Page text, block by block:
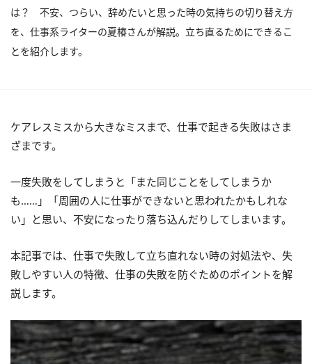
は？ 不安、つらい、辞めたいと思った時の気持ちの切り替え方
を、仕事系ライターの夏椿さんが解説。立ち直るためにできるこ
とを紹介します。
ケアレスミスから大きなミスまで、仕事で起きる失敗はさま
ざまです。
一度失敗をしてしまうと「また同じことをしてしまうか
も……」「周囲の人に仕事ができないと思われたかもしれな
い」と思い、不安になったり落ち込んだりしてしまいます。
本記事では、仕事で失敗して立ち直れない時の対処法や、失
敗しやすい人の特徴、仕事の失敗を防ぐためのポイントを解
説します。